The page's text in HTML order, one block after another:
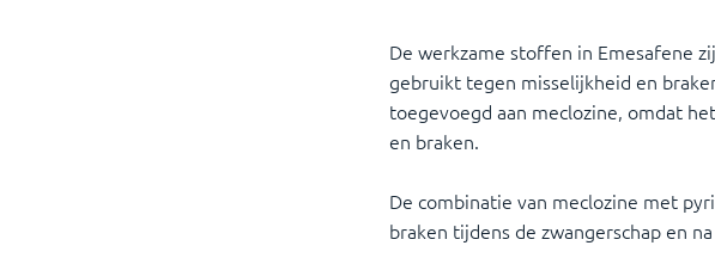
De werkzame stoffen in Emesafene
gebruikt tegen misselijkheid en
toegevoegd aan meclozine, omdat
en braken.
De combinatie van meclozine met
braken tijdens de zwangerschap en